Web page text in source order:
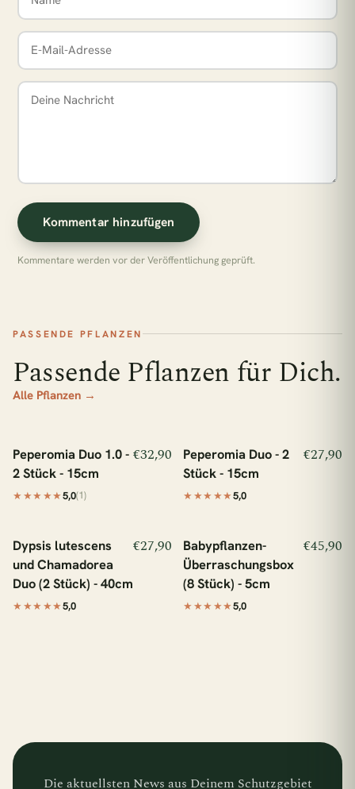
Kommentar hinzufügen
Kommentare werden vor der Veröffentlichung geprüft.
PASSENDE PFLANZEN
Passende Pflanzen für Dich.
Alle Pflanzen →
schützt 1 m² Regenwald
Peperomia Duo 1.0 -
2 Stück - 15cm
€32,90
★★★★★5,0(1)
schützt 1 m² Regenwald
Peperomia Duo - 2
Stück - 15cm
€27,90
★★★★★5,0
schützt 1 m² Regenwald
In den Warenkorb
Dypsis lutescens
und Chamadorea
Duo (2 Stück) - 40cm
€27,90
★★★★★5,0
schützt 1 m² Regenwald
In den Warenkorb
Babypflanzen-
Überraschungsbox
(8 Stück) - 5cm
€45,90
★★★★★5,0
Die aktuellsten News aus Deinem Schutzgebiet